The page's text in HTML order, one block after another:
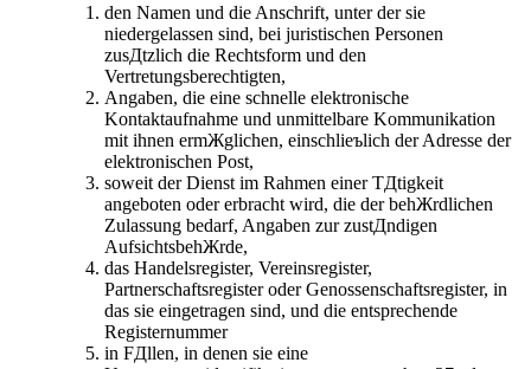
den Namen und die Anschrift, unter der sie
niedergelassen sind, bei juristischen Personen
zusДtzlich die Rechtsform und den
Vertretungsberechtigten,
Angaben, die eine schnelle elektronische
Kontaktaufnahme und unmittelbare Kommunikation
mit ihnen ermЖglichen, einschlieъlich der Adresse der
elektronischen Post,
soweit der Dienst im Rahmen einer TДtigkeit
angeboten oder erbracht wird, die der behЖrdlichen
Zulassung bedarf, Angaben zur zustДndigen
AufsichtsbehЖrde,
das Handelsregister, Vereinsregister,
Partnerschaftsregister oder Genossenschaftsregister, in
das sie eingetragen sind, und die entsprechende
Registernummer
in FДllen, in denen sie eine